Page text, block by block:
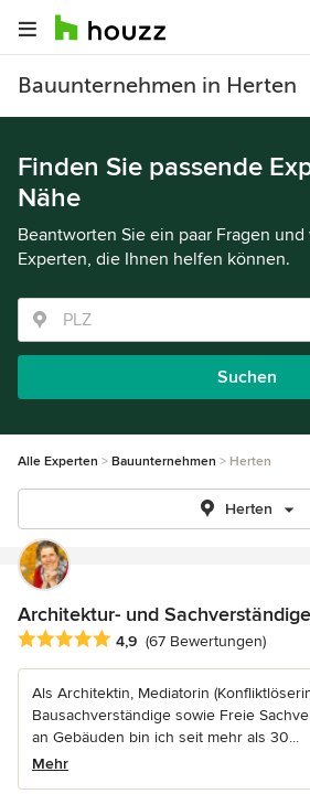
Bauunternehmen in Herten
Finden Sie passende
Nähe
Beantworten Sie ein paar Fragen
Experten, die Ihnen helfen können.
Suchen
Alle Experten Bauunternehmen Herten
Herten
Architektur- und
Durchschnittliche Bewertung: 4.9 von
4,9 (67 Bewertungen)
Als Architektin, Mediatorin
Bausachverständige sowie Freie
an Gebäuden bin ich seit mehr als 30...
Mehr